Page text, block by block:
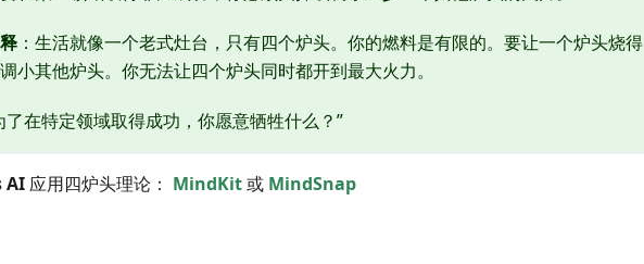
：生活就像一个老式灶台，只有四个炉头。你的燃料是有限的。要让一个炉头烧得
小其他炉头。你无法让四个炉头同时都开到最大火力。
了在特定领域取得成功，你愿意牺牲什么？”
AI 应用四炉头理论： MindKit或 MindSnap